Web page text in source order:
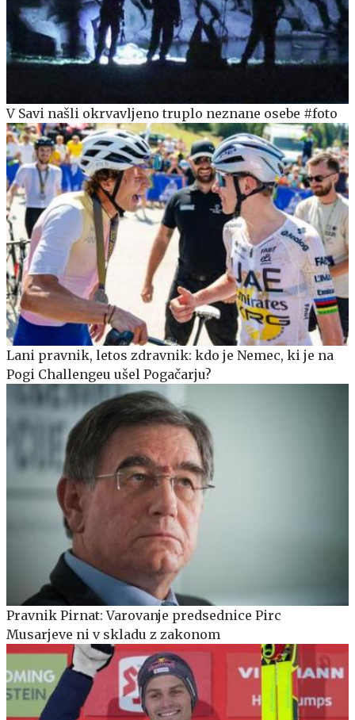
V Savi našli okrvavljeno truplo neznane osebe #foto
Lani pravnik, letos zdravnik: kdo je Nemec, ki je na
Pogi Challengeu ušel Pogačarju?
Pravnik Pirnat: Varovanje predsednice Pirc
Musarjeve ni v skladu z zakonom